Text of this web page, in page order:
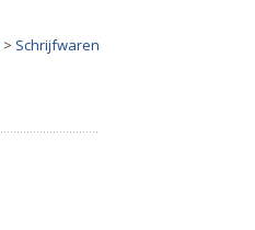
> Schrijfwaren